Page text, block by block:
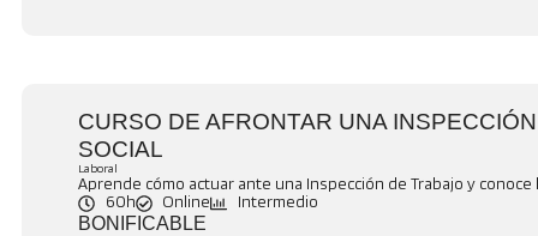
CURSO DE AFRONTAR UNA
SOCIAL
Laboral
Aprende cómo actuar ante una Inspección de Trabajo y
60h
Online Intermedio
BONIFICABLE